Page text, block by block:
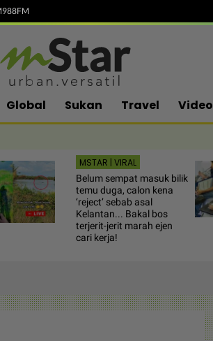
988FM
Global Sukan Travel Video
MSTAR | VIRAL
Belum sempat masuk bilik
temu duga, calon kena
‘reject’ sebab asal
Kelantan... Bakal bos
terjerit-jerit marah ejen
cari kerja!